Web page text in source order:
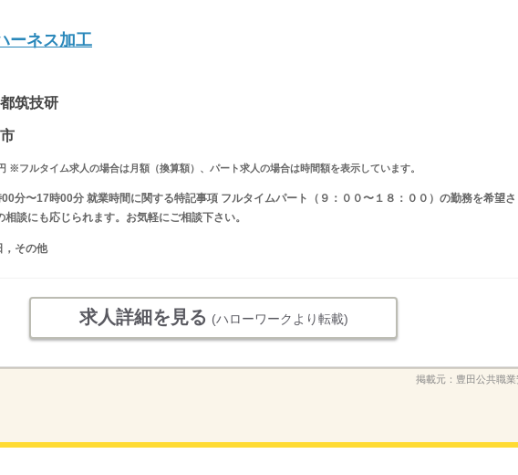
ーネス加工
筑技研
※フルタイム求人の場合は月額（換算額）、パート求人の場合は時間額を表示しています。
分〜17時00分 就業時間に関する特記事項 フルタイムパート（９：００〜１８：００）の勤務を希望さ
談にも応じられます。お気軽にご相談下さい。
，その他
求人詳細を見る (ハローワークより転載)
掲載元： 豊田公共職